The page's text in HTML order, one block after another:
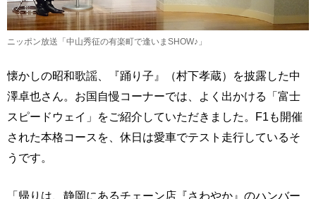
ニッポン放送「中山秀征の有楽町で逢いまSHOW♪」
懐かしの昭和歌謡、『踊り子』（村下孝蔵）を披露した中
澤卓也さん。お国自慢コーナーでは、よく出かける「富士
スピードウェイ」をご紹介していただきました。F1も開催
された本格コースを、休日は愛車でテスト走行しているそ
うです。
「帰りは、静岡にあるチェーン店『さわやか』のハンバー